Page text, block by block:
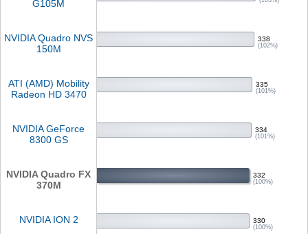
G105M
NVIDIA Quadro NVS
150M
338
(102%)
ATI (AMD) Mobility
Radeon HD 3470
335
(101%)
NVIDIA GeForce
8300 GS
334
(101%)
NVIDIA Quadro FX
370M
332
(100%)
NVIDIA ION 2 330
(100%)